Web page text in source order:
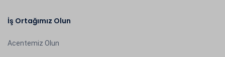
İş Ortağımız Olun
Acentemiz Olun